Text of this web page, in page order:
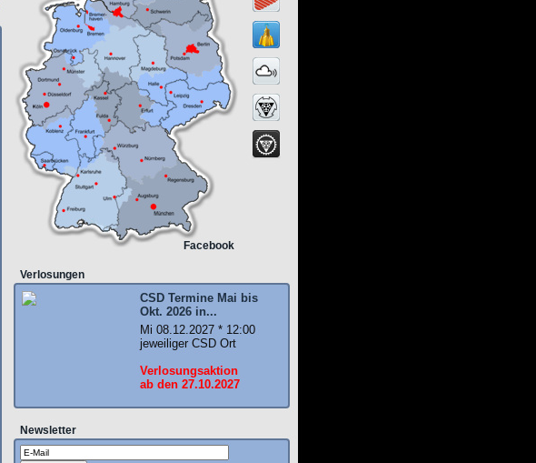
Facebook
Verlosungen
CSD Termine Mai bis
Okt. 2026 in...
Mi 08.12.2027 * 12:00
jeweiliger CSD Ort
Verlosungsaktion
ab den 27.10.2027
Newsletter